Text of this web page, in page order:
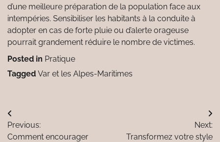
d’une meilleure préparation de la population face aux
intempéries. Sensibiliser les habitants à la conduite à
adopter en cas de forte pluie ou d’alerte orageuse
pourrait grandement réduire le nombre de victimes.
Posted in Pratique
Tagged Var et les Alpes-Maritimes
Navigation
de
Previous:
Comment encourager
Next:
Transformez votre style